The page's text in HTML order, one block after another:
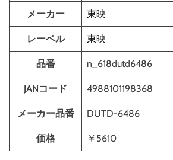
メーカー 東映
レーベル 東映
品番 n_618dutd6486
JANコード 4988101198368
メーカー品番 DUTD-6486
価格 ￥5610